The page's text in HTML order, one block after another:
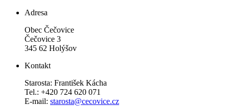
Adresa
Obec Čečovice
Čečovice 3
345 62 Holýšov
Kontakt
Starosta: František Kácha
Tel.: +420 724 620 071
E-mail: starosta@cecovice.cz